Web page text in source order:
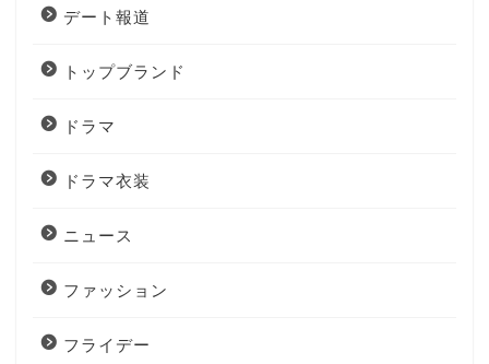
デート報道
トップブランド
ドラマ
ドラマ衣装
ニュース
ファッション
フライデー